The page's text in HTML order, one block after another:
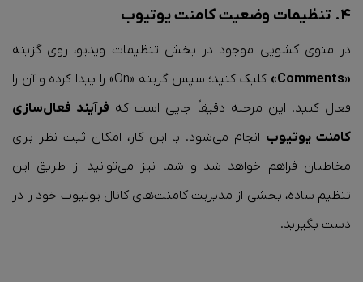
۴. تنظیمات وضعیت کامنت یوتیوب
در منوی کشویی موجود در بخش تنظیمات ویدیو، روی گزینه
«Comments»
کلیک کنید؛ سپس گزینه «On» را پیدا کرده و آن را
فعال کنید. این مرحله دقیقاً جایی است که فرآیند فعال‌سازی
کامنت یوتیوب انجام می‌شود. با این کار، امکان ثبت نظر برای
مخاطبان فراهم خواهد شد و شما نیز می‌توانید از طریق این
تنظیم ساده، بخشی از مدیریت کامنت‌های کانال یوتیوب خود را در
دست بگیرید.